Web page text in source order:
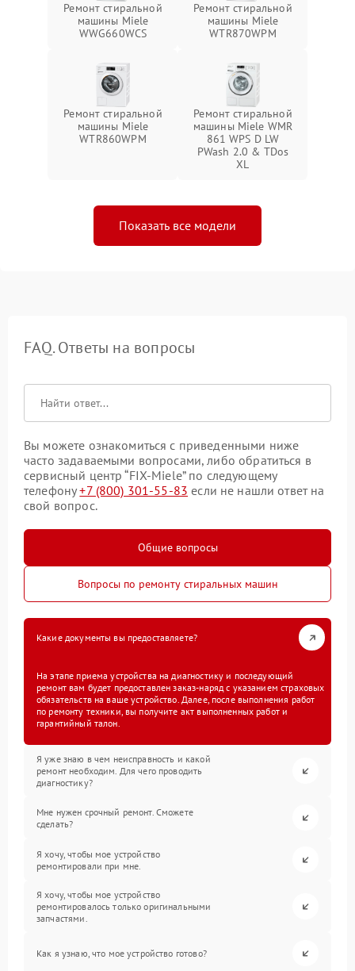
Ремонт стиральной
машины Miele
WWG660WCS
Ремонт стиральной
машины Miele
WTR870WPM
Ремонт стиральной
машины Miele
WTR860WPM
Ремонт стиральной
машины Miele WMR
861 WPS D LW
PWash 2.0 & TDos
XL
Показать все модели
FAQ. Ответы на вопросы
Вы можете ознакомиться с приведенными ниже
часто задаваемыми вопросами, либо обратиться в
сервисный центр “FIX-Miele” по следующему
телефону+7 (800) 301-55-83 если не нашли ответ на
свой вопрос.
Общие вопросы
Вопросы по ремонту стиральных машин
Какие документы вы предоставляете?
На этапе приема устройства на диагностику и последующий
ремонт вам будет предоставлен заказ-наряд с указанием страховых
обязательств на ваше устройство. Далее, после выполнения работ
по ремонту техники, вы получите акт выполненных работ и
гарантийный талон.
Я уже знаю в чем неисправность и какой
ремонт необходим. Для чего проводить
диагностику?
Мне нужен срочный ремонт. Сможете
сделать?
Я хочу, чтобы мое устройство
ремонтировали при мне.
Я хочу, чтобы мое устройство
ремонтировалось только оригинальными
запчастями.
Как я узнаю, что мое устройство готово?